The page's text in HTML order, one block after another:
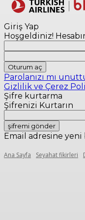
Giriş Yap
Hoşgeldiniz!
Parolanızı mı
Gizlilik ve Çerez
Şifre kurtarma
Şifrenizi Kurtarın
Email adresine
Ana Sayfa Seyahat fikirleri